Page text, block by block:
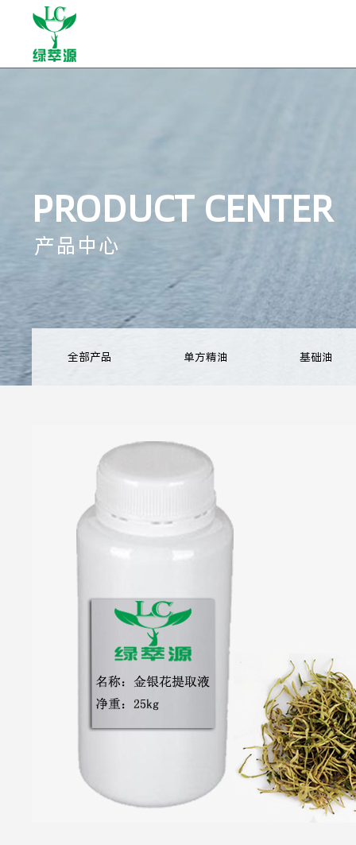
PRODUCT CENTER
产品中心
全部产品 单方精油 基础油